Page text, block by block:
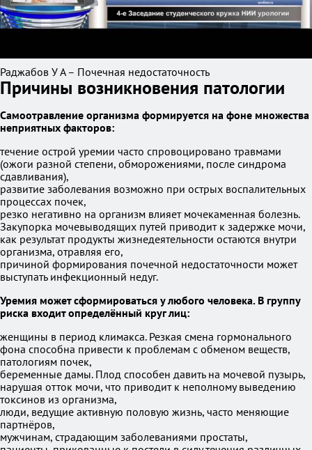
Раджабов У А – Почечная недостаточность
Причины возникновения патологии
Самоотравление организма формируется на фоне множества
неприятных факторов:
течение острой уремии часто спровоцировано травмами
(ожоги разной степени, обморожениями, после синдрома
сдавливания),
развитие заболевания возможно при острых воспалительных
процессах почек,
резко негативно на организм влияет мочекаменная болезнь.
Закупорка мочевыводящих путей приводит к задержке мочи,
как результат продукты жизнедеятельности остаются внутри
организма, отравляя его,
причиной формирования почечной недостаточности может
выступать инфекционный недуг.
Уремия может сформироваться у любого человека. В группу
риска входит определённый круг лиц:
женщины в период климакса. Резкая смена гормонального
фона способна привести к проблемам с обменом веществ,
патологиям почек,
беременные дамы. Плод способен давить на мочевой пузырь,
нарушая отток мочи, что приводит к неполному выведению
токсинов из организма,
люди, ведущие активную половую жизнь, часто меняющие
партнёров,
мужчинам, страдающим заболеваниями простаты,